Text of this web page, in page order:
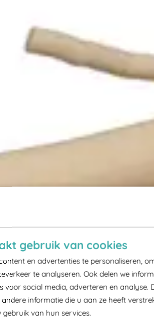
gebruik van cookies
en advertenties te personaliseren,
te analyseren. Ook delen we
voor social media, adverteren en analyse.
informatie die u aan ze heeft
van hun services.